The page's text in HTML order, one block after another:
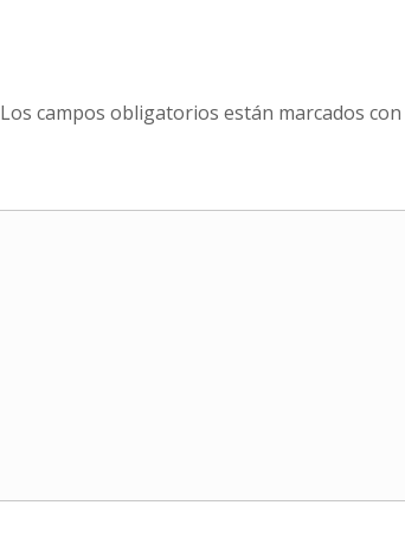
Los campos obligatorios están marcados con